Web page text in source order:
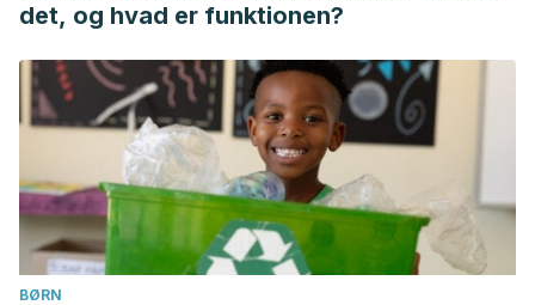
det, og hvad er funktionen?
BØRN